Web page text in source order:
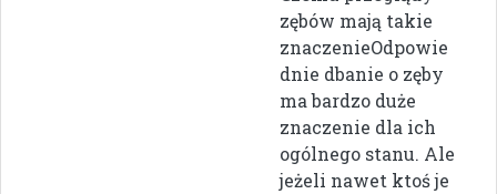
zębów mają takie
znaczenieOdpowie
dnie dbanie o zęby
ma bardzo duże
znaczenie dla ich
ogólnego stanu. Ale
jeżeli nawet ktoś je